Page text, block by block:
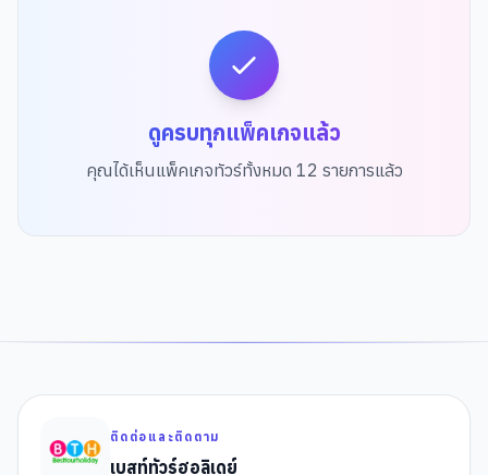
ดูครบทุกแพ็คเกจแล้ว
คุณได้เห็นแพ็คเกจทัวร์ทั้งหมด 12 รายการแล้ว
ติดต่อและติดตาม
เบสท์ทัวร์ฮอลิเดย์